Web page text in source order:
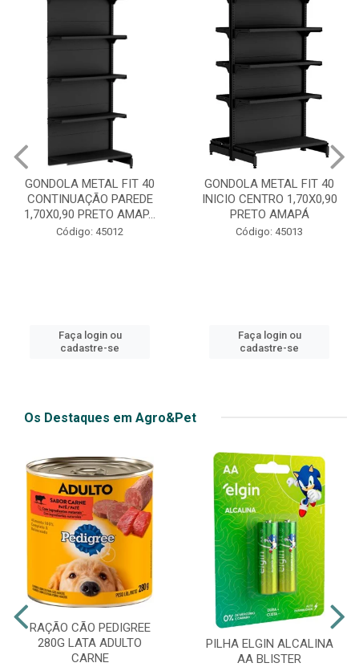
GONDOLA METAL FIT 40
CONTINUAÇÃO PAREDE
1,70X0,90 PRETO AMAP...
Código: 45012
Faça login ou
cadastre-se
GONDOLA METAL FIT 40
INICIO CENTRO 1,70X0,90
PRETO AMAPÁ
Código: 45013
Faça login ou
cadastre-se
Os Destaques em Agro&Pet
RAÇÃO CÃO PEDIGREE
280G LATA ADULTO
CARNE
PILHA ELGIN ALCALINA
AA BLISTER